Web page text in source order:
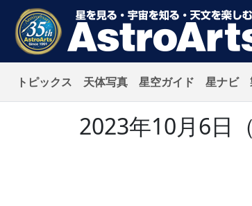
トピックス 天体写真 星空ガイド 星ナビ
2023年10月6日